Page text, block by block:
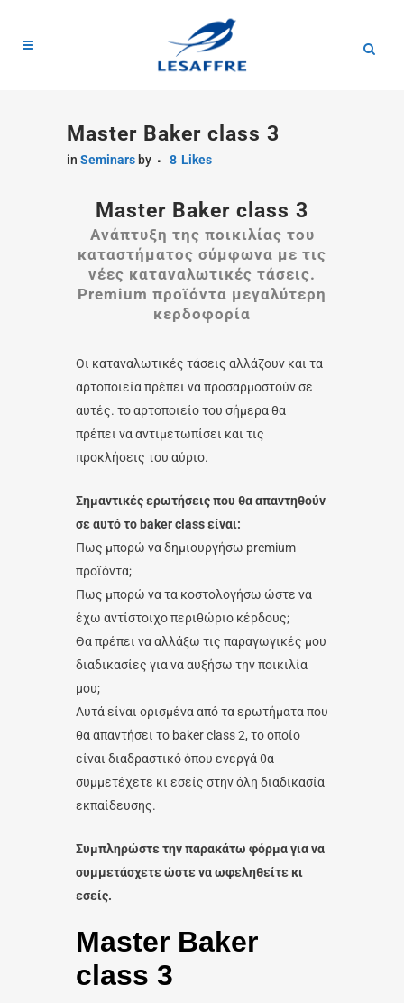
Master Baker class 3
in Seminars by 8 Likes
Master Baker class 3
Ανάπτυξη της ποικιλίας του
καταστήματος σύμφωνα με τις
νέες καταναλωτικές τάσεις.
Premium προϊόντα μεγαλύτερη
κερδοφορία
Οι καταναλωτικές τάσεις αλλάζουν και τα
αρτοποιεία πρέπει να προσαρμοστούν σε
αυτές. το αρτοποιείο του σήμερα θα
πρέπει να αντιμετωπίσει και τις
προκλήσεις του αύριο.
Σημαντικές ερωτήσεις που θα απαντηθούν
σε αυτό το baker class είναι:
Πως μπορώ να δημιουργήσω premium
προϊόντα;
Πως μπορώ να τα κοστολογήσω ώστε να
έχω αντίστοιχο περιθώριο κέρδους;
Θα πρέπει να αλλάξω τις παραγωγικές μου
διαδικασίες για να αυξήσω την ποικιλία
μου;
Αυτά είναι ορισμένα από τα ερωτήματα που
θα απαντήσει το baker class 2, το οποίο
είναι διαδραστικό όπου ενεργά θα
συμμετέχετε κι εσείς στην όλη διαδικασία
εκπαίδευσης.
Συμπληρώστε την παρακάτω φόρμα για να
συμμετάσχετε ώστε να ωφεληθείτε κι
εσείς.